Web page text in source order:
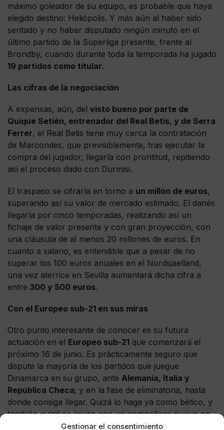
Gestionar el consentimiento
máximo goleador de su equipo, es probable que haya
elegido destino: Heliópolis. Y más aún al haber sido
sentado y no haber disputado ningún minuto en el
último partido de la Superliga presente, frente al
Brondby, cuando durante toda la temporada ha jugado
19 partidos como titular.
Las cifras de la negociación
A expensas, aún, del visto bueno por parte de
Quique Setién, entrenador del Real Betis, y de Serra
Ferrer, el Real Betis tiene muy cerca la contratación
de Marcondes, que previsiblemente, tras ejecutar la
compra del jugador, llegaría con prontitud, repitiendo
así el proceso dado con Durmisi.
El traspaso se cifraría en torno a un millón de euros,
superando así su valor de mercado estimado. El danés
llegaría por cinco temporadas, realizando así un
fichaje de valor presente y con gran proyección, con
una cláusula de al menos 20 millones de euros. En
cuanto a salario, es entendible que a pesar de no
superar los 100 euros anuales en el Nordsjaelland,
una vez aterrice en Sevilla aumentará dicha cifra a
entre 300 y 500 euros.
Con el Europeo sub-21 en sus miras
Otro punto interesante de conocer es su futura
actuación en el Europeo sub-21 que comenzará el
próximo 16 de junio. Es prácticamente seguro que
dispute la mayoría de los partidos que juegue
Dinamarca en su grupo, ante Alemania, Italia y
República Checa; y en la fase de eliminatoria, hasta
donde consiga llegar. Quizá lo haga ya como bético, y
también quizá se cruce con un compañero nuevo en
Dani Ceballos, que también disputará dicho